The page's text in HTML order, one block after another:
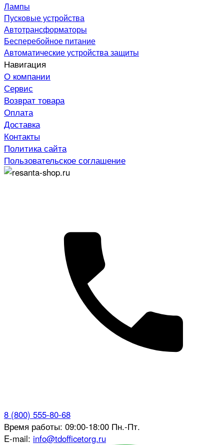
Лампы
Пусковые устройства
Автотрансформаторы
Бесперебойное питание
Автоматические устройства защиты
Навигация
О компании
Сервис
Возврат товара
Оплата
Доставка
Контакты
Политика сайта
Пользовательское соглашение
8 (800) 555-80-68
Время работы: 09:00-18:00 Пн.-Пт.
E-mail: info@tdofficetorg.ru